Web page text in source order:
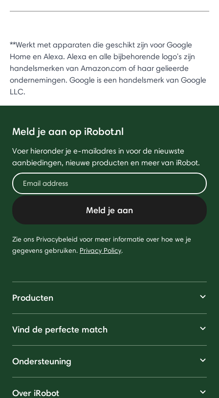
**Werkt met apparaten die geschikt zijn voor Google
Home en Alexa. Alexa en alle bijbehorende logo's zijn
handelsmerken van Amazon.com of haar gelieerde
ondernemingen. Google is een handelsmerk van Google
LLC.
Meld je aan op iRobot.nl
Voer hieronder je e-mailadres in voor de nieuwste
aanbiedingen, nieuwe producten en meer van iRobot.
Meld je aan
Zie ons Privacybeleid voor meer informatie over hoe we je
gegevens gebruiken. Privacy Policy.
Producten
Vind de perfecte match
Ondersteuning
Over iRobot